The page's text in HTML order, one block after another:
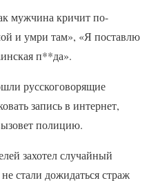
мужчина кричит по-
и умри там», «Я поставлю
п**да».
русскоговорящие
запись в интернет,
полицию.
захотел случайный
стали дожидаться страж